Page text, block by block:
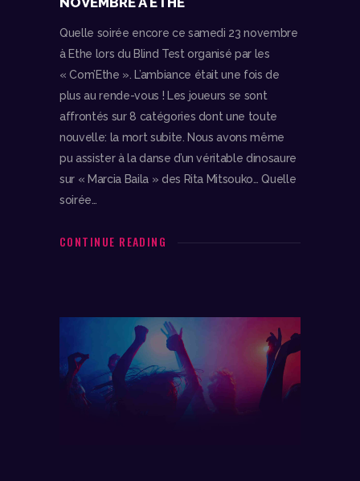
Quelle soirée encore ce samedi 23 novembre
à Ethe lors du Blind Test organisé par les
« Com’Ethe ». L’ambiance était une fois de
plus au rende-vous ! Les joueurs se sont
affrontés sur 8 catégories dont une toute
nouvelle: la mort subite. Nous avons même
pu assister à la danse d’un véritable dinosaure
sur « Marcia Baila » des Rita Mitsouko… Quelle
soirée…
CONTINUE READING